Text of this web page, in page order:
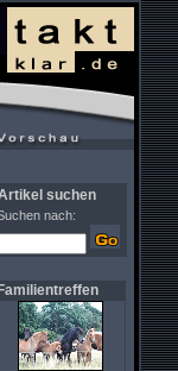
suchen
nach:
Familientreffen